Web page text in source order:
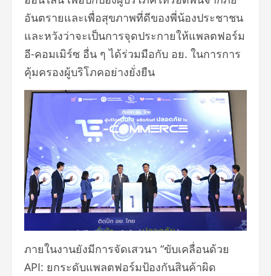
อันตรายและเพื่อสุขภาพที่ดีของพี่น้องประชาชน
และหวังว่าจะเป็นการจุดประกายให้แพลตฟอร์ม
อี-คอมเมิร์ซ อื่น ๆ ได้ร่วมมือกับ อย. ในการการ
คุ้มครองผู้บริโภคอย่างยั่งยืน
ภายในงานยังมีการจัดเสวนา “ขับเคลื่อนด้วย
API: ยกระดับแพลตฟอร์มป้องกันสินค้าผิด